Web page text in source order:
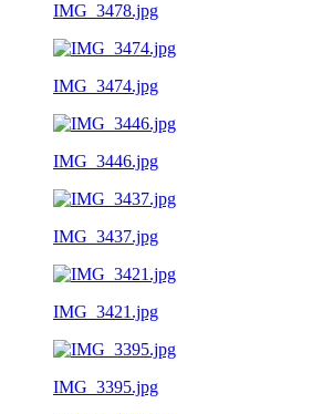
IMG_3478.jpg
IMG_3474.jpg
IMG_3446.jpg
IMG_3437.jpg
IMG_3421.jpg
IMG_3395.jpg